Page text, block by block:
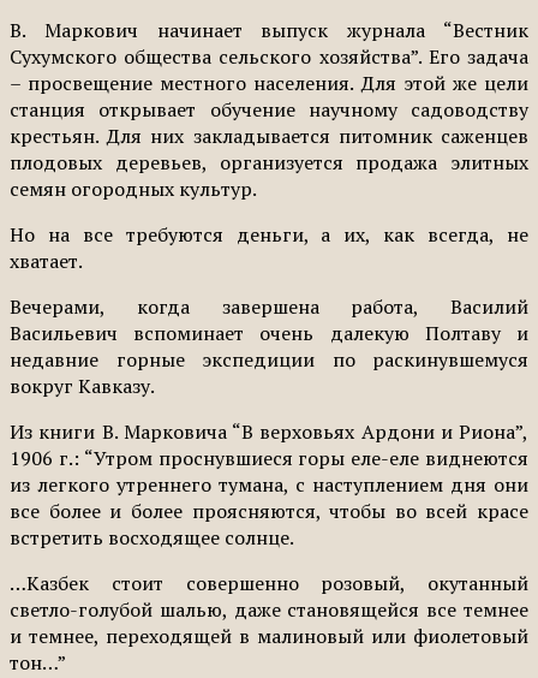
В. Маркович начинает выпуск журнала “Вестник
Сухумского общества сельского хозяйства”. Его задача
– просвещение местного населения. Для этой же цели
станция открывает обучение научному садоводству
крестьян. Для них закладывается питомник саженцев
плодовых деревьев, организуется продажа элитных
семян огородных культур.
Но на все требуются деньги, а их, как всегда, не
хватает.
Вечерами, когда завершена работа, Василий
Васильевич вспоминает очень далекую Полтаву и
недавние горные экспедиции по раскинувшемуся
вокруг Кавказу.
Из книги В. Марковича “В верховьях Ардони и Риона”,
1906 г.: “Утром проснувшиеся горы еле-еле виднеются
из легкого утреннего тумана, с наступлением дня они
все более и более проясняются, чтобы во всей красе
встретить восходящее солнце.
…Казбек стоит совершенно розовый, окутанный
светло-голубой шалью, даже становящейся все темнее
и темнее, переходящей в малиновый или фиолетовый
тон…”